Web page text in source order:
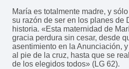
María es totalmente madre, y
su razón de ser en los planes de
historia. «Esta maternidad de
gracia perdura sin cesar, desde
asentimiento en la Anunciación,
al pie de la cruz, hasta que se
de los elegidos todos» (LG 62).